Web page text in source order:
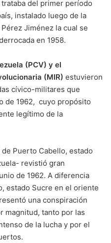
del primer período
instalado luego de la
Jiménez la cual se
en 1958.
(PCV) y el
(MIR) estuvieron
cívico-militares que
de 1962, cuyo propósito
legítimo de la
de Puerto Cabello, estado
revistió gran
de 1962. A diferencia
estado Sucre en el oriente
una conspiración
magnitud, tanto por las
de la lucha y por el